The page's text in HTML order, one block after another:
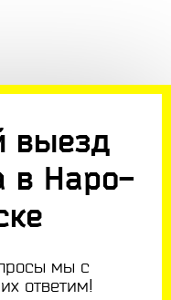
выезд
в Наро-
мы с
ответим!